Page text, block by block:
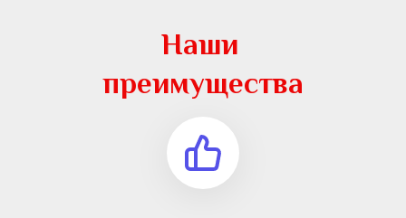
Наши
преимущества